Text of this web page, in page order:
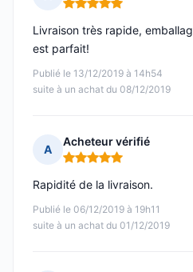
Note : 5 sur 5
Publié le 13/12/2019 à 14h54
suite à un achat du 08/12/2019
Livraison très rapide,
est parfait!
A
Acheteur vérifié
Note : 5 sur 5
Publié le 06/12/2019 à 19h11
suite à un achat du 01/12/2019
Rapidité de la livraison.